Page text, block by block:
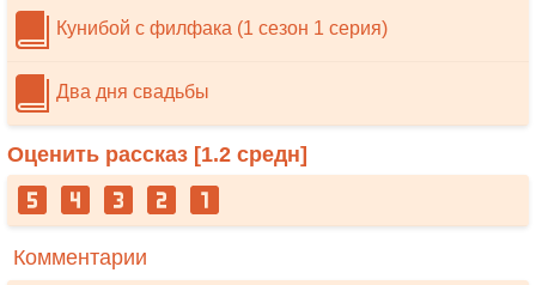
Кунибой с филфака (1 сезон 1 серия)
Два дня свадьбы
Оценить рассказ [1.2 средн]
Комментарии